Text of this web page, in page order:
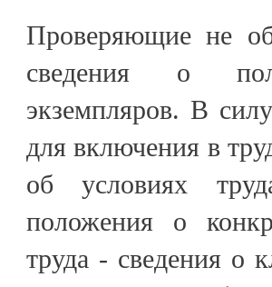
Проверяющие не
сведения о
экземпляров. В
для включения в
об условиях
положения о
труда - сведения о